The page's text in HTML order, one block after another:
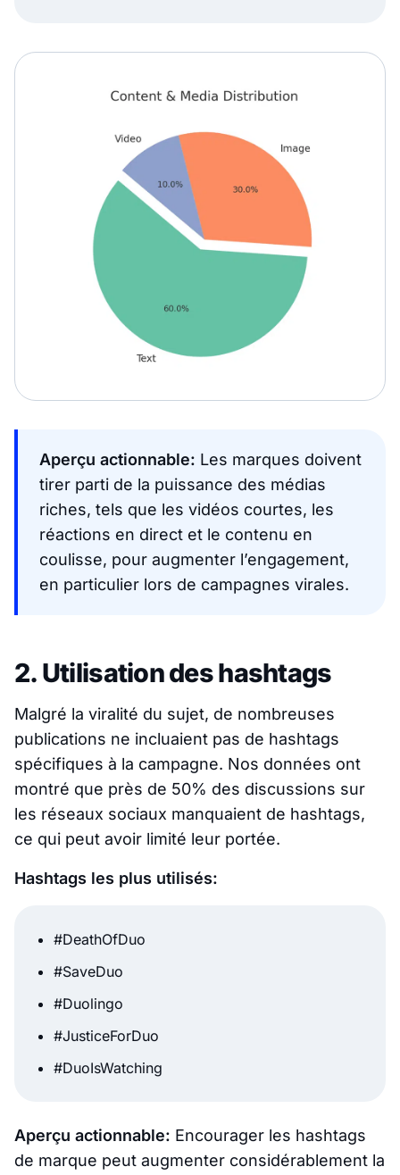
Aperçu actionnable: Les marques doivent
tirer parti de la puissance des médias
riches, tels que les vidéos courtes, les
réactions en direct et le contenu en
coulisse, pour augmenter l’engagement,
en particulier lors de campagnes virales.
2. Utilisation des hashtags
Malgré la viralité du sujet, de nombreuses
publications ne incluaient pas de hashtags
spécifiques à la campagne. Nos données ont
montré que près de 50% des discussions sur
les réseaux sociaux manquaient de hashtags,
ce qui peut avoir limité leur portée.
Hashtags les plus utilisés:
#DeathOfDuo
#SaveDuo
#Duolingo
#JusticeForDuo
#DuoIsWatching
Aperçu actionnable: Encourager les hashtags
de marque peut augmenter considérablement la